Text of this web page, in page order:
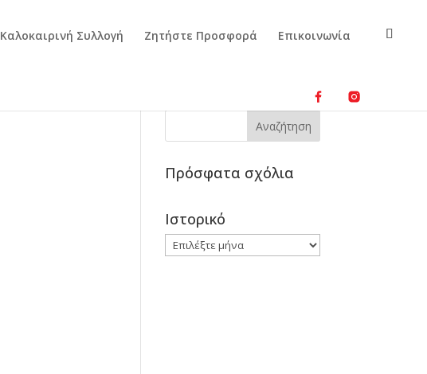
Καλοκαιρινή Συλλογή Ζητήστε Προσφορά Επικοινωνία
Πρόσφατα σχόλια
Ιστορικό
Ιστορικό